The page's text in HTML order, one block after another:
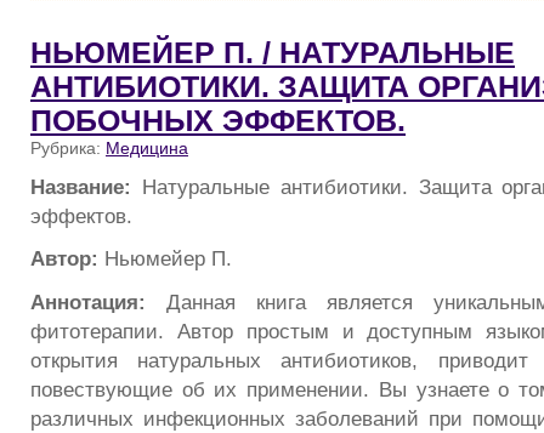
НЬЮМЕЙЕР П. / НАТУРАЛЬНЫЕ
АНТИБИОТИКИ. ЗАЩИТА
ПОБОЧНЫХ ЭФФЕКТОВ.
Рубрика: Медицина
Название: Натуральные антибиотики. Защита
эффектов.
Автор: Ньюмейер П.
Аннотация: Данная книга является
фитотерапии. Автор простым и доступным
открытия натуральных антибиотиков,
повествующие об их применении. Вы узнаете о
различных инфекционных заболеваний при